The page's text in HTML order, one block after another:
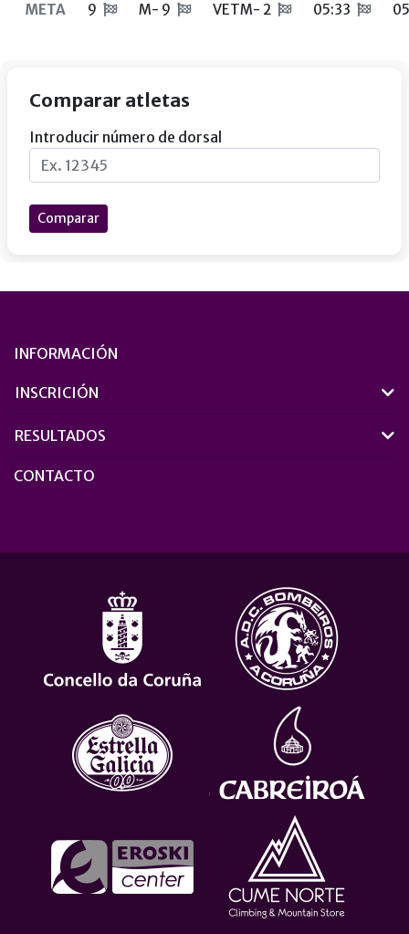
META 9 M- 9 VETM- 2 05:33
Comparar atletas
Introducir número de dorsal
Comparar
INFORMACIÓN
INSCRICIÓN
RESULTADOS
CONTACTO